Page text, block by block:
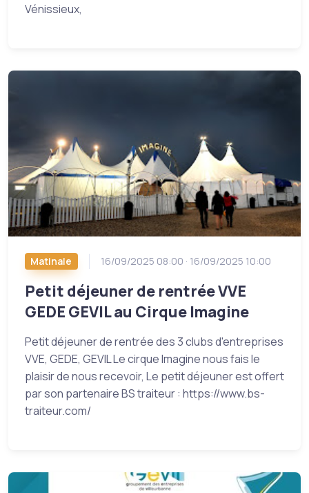
Vénissieux,
Matinale 16/09/2025 08:00 · 16/09/2025 10:00
Petit déjeuner de rentrée VVE
GEDE GEVIL au Cirque Imagine
Petit déjeuner de rentrée des 3 clubs d'entreprises
VVE, GEDE, GEVIL Le cirque Imagine nous fais le
plaisir de nous recevoir, Le petit déjeuner est offert
par son partenaire BS traiteur : https://www.bs-
traiteur.com/